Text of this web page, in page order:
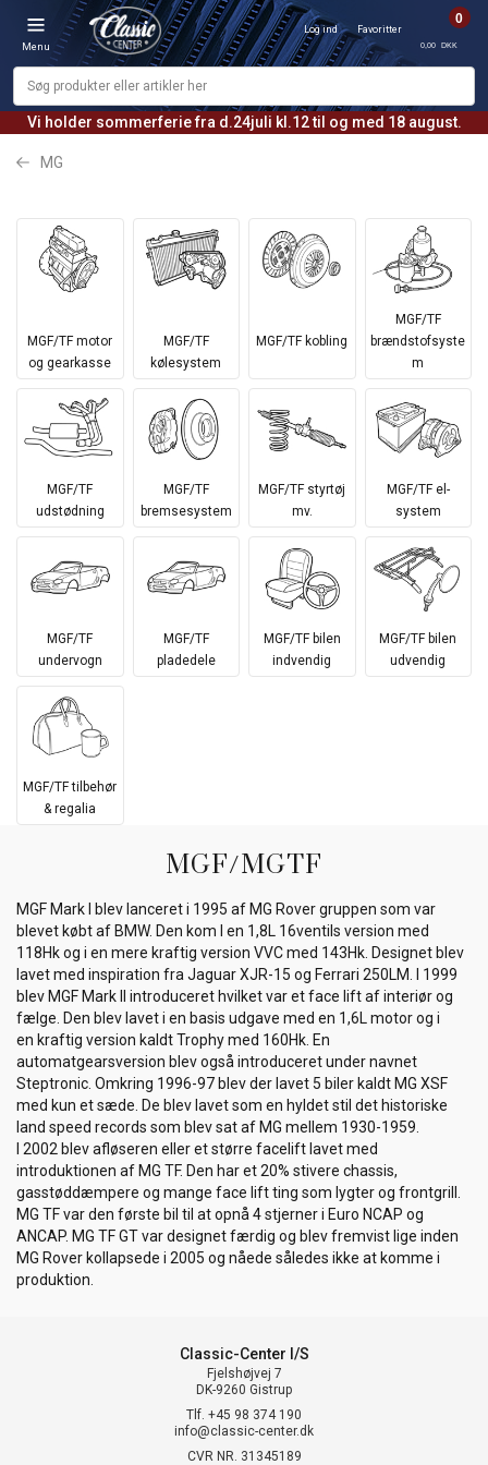
Vi holder sommerferie fra d.24juli kl.12 til og med 18 august.
Menu
Log ind Favoritter
0
0,00 DKK
MG
MGF/TF motor
og gearkasse
MGF/TF
kølesystem
MGF/TF kobling
MGF/TF
brændstofsyste
m
MGF/TF
udstødning
MGF/TF
bremsesystem
MGF/TF styrtøj
mv.
MGF/TF el-
system
MGF/TF
undervogn
MGF/TF
pladedele
MGF/TF bilen
indvendig
MGF/TF bilen
udvendig
MGF/TF tilbehør
& regalia
MGF/MGTF
MGF Mark I blev lanceret i 1995 af MG Rover gruppen som var
blevet købt af BMW. Den kom I en 1,8L 16ventils version med
118Hk og i en mere kraftig version VVC med 143Hk. Designet blev
lavet med inspiration fra Jaguar XJR-15 og Ferrari 250LM. I 1999
blev MGF Mark II introduceret hvilket var et face lift af interiør og
fælge. Den blev lavet i en basis udgave med en 1,6L motor og i
en kraftig version kaldt Trophy med 160Hk. En
automatgearsversion blev også introduceret under navnet
Steptronic. Omkring 1996-97 blev der lavet 5 biler kaldt MG XSF
med kun et sæde. De blev lavet som en hyldet stil det historiske
land speed records som blev sat af MG mellem 1930-1959.
I 2002 blev afløseren eller et større facelift lavet med
introduktionen af MG TF. Den har et 20% stivere chassis,
gasstøddæmpere og mange face lift ting som lygter og frontgrill.
MG TF var den første bil til at opnå 4 stjerner i Euro NCAP og
ANCAP. MG TF GT var designet færdig og blev fremvist lige inden
MG Rover kollapsede i 2005 og nåede således ikke at komme i
produktion.
Classic-Center I/S
Fjelshøjvej 7
DK-9260 Gistrup
Tlf. +45 98 374 190
info@classic-center.dk
CVR NR. 31345189